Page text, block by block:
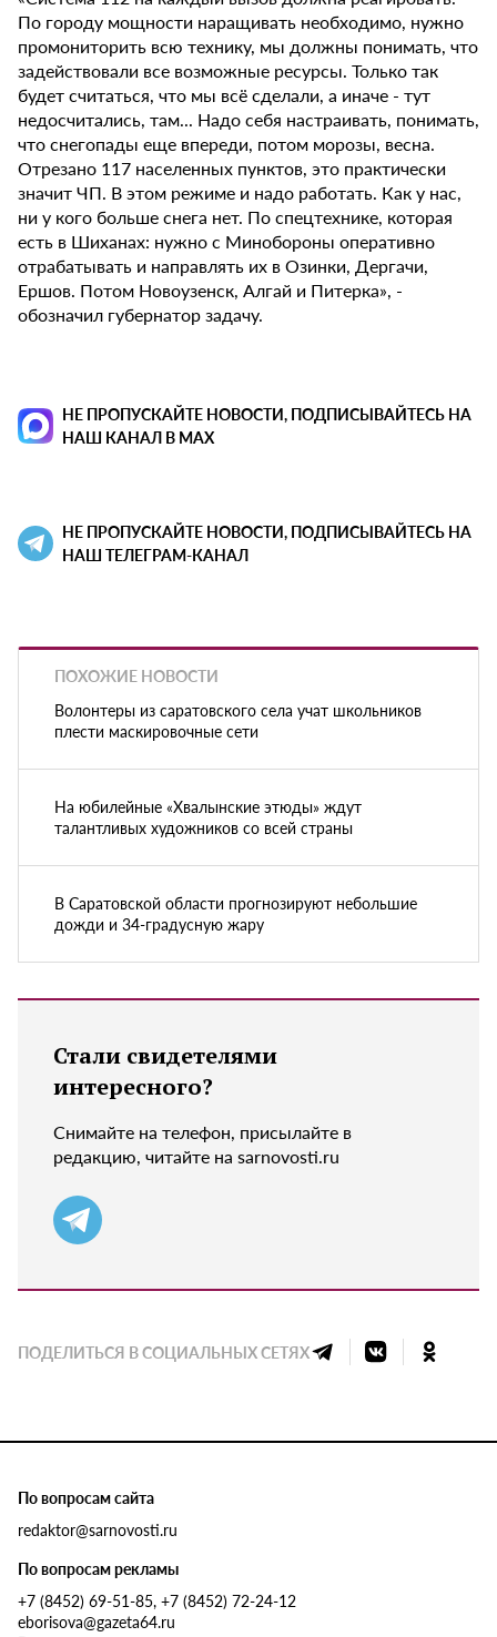
По городу мощности наращивать необходимо, нужно
промониторить всю технику, мы должны понимать, что
задействовали все возможные ресурсы. Только так
будет считаться, что мы всё сделали, а иначе - тут
недосчитались, там... Надо себя настраивать, понимать,
что снегопады еще впереди, потом морозы, весна.
Отрезано 117 населенных пунктов, это практически
значит ЧП. В этом режиме и надо работать. Как у нас,
ни у кого больше снега нет. По спецтехнике, которая
есть в Шиханах: нужно с Минобороны оперативно
отрабатывать и направлять их в Озинки, Дергачи,
Ершов. Потом Новоузенск, Алгай и Питерка», -
обозначил губернатор задачу.
НЕ ПРОПУСКАЙТЕ НОВОСТИ, ПОДПИСЫВАЙТЕСЬ НА
НАШ КАНАЛ В MAX
НЕ ПРОПУСКАЙТЕ НОВОСТИ, ПОДПИСЫВАЙТЕСЬ НА
НАШ ТЕЛЕГРАМ-КАНАЛ
ПОХОЖИЕ НОВОСТИ
Волонтеры из саратовского села учат школьников
плести маскировочные сети
На юбилейные «Хвалынские этюды» ждут
талантливых художников со всей страны
В Саратовской области прогнозируют небольшие
дожди и 34-градусную жару
Стали свидетелями
интересного?
Снимайте на телефон, присылайте в
редакцию, читайте на sarnovosti.ru
ПОДЕЛИТЬСЯ В СОЦИАЛЬНЫХ СЕТЯХ
По вопросам сайта
redaktor@sarnovosti.ru
По вопросам рекламы
+7 (8452) 69-51-85, +7 (8452) 72-24-12
eborisova@gazeta64.ru